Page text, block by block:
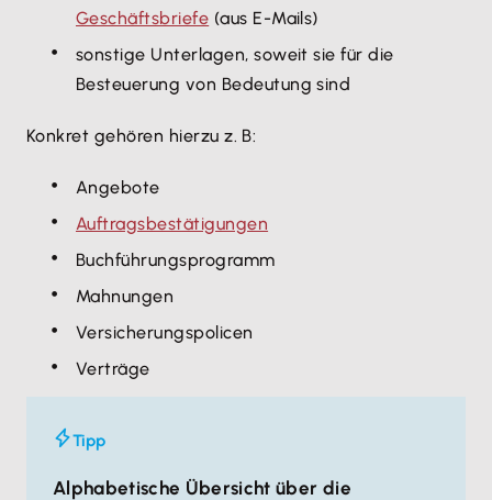
Geschäftsbriefe (aus E-Mails)
sonstige Unterlagen, soweit sie für die
Besteuerung von Bedeutung sind
Konkret gehören hierzu z. B:
Angebote
Auftragsbestätigungen
Buchführungsprogramm
Mahnungen
Versicherungspolicen
Verträge
Tipp
Alphabetische Übersicht über die